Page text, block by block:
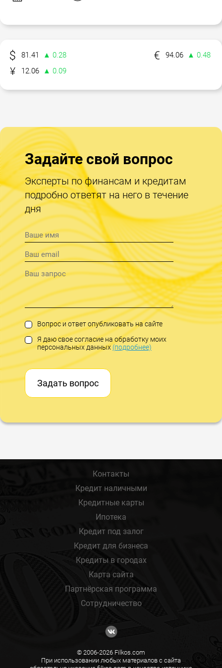
81.41 ▲ 0.28 94.06
▲ 0.48
12.06
▲ 0.09
Задайте свой вопрос
Эксперты по финансам и кредитам
подробно ответят на него в течение
дня
Вопрос и ответ опубликовать на сайте
Я даю свое согласие на обработку моих
персональных данных(подробнее)
Задать вопрос
Контакты
Кредит наличными
Кредитные карты
Ипотека
Кредит под залог
Кредит для бизнеса
Кредиты в городах
Карта сайта
Партнёрская программа
Сотрудничество
© 2006-2026 Filkos.com
При использовании любых материалов с сайта